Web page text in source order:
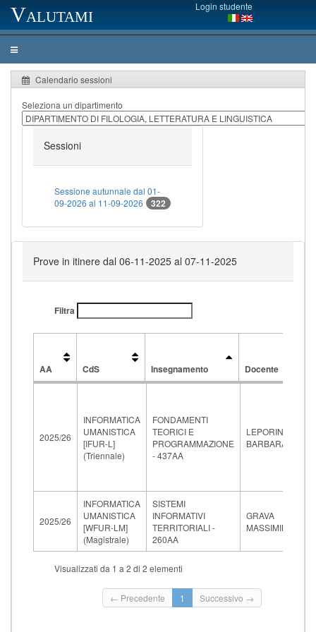
Valutami Login studente
Calendario sessioni
Seleziona un dipartimento
Sessioni
Sessione autunnale dal 01-
09-2026 al 11-09-2026
322
Prove in itinere dal 06-11-2025 al 07-11-2025
Filtra
AA CdS Insegnamento
Docente
2025/26
INFORMATICA
UMANISTICA
[IFUR-L]
(Triennale)
FONDAMENTI
TEORICI E
PROGRAMMAZIONE
- 437AA
LEPORINI
BARBARA
2025/26
INFORMATICA
UMANISTICA
[WFUR-LM]
(Magistrale)
SISTEMI
INFORMATIVI
TERRITORIALI -
260AA
GRAVA
MASSIMILIANO
Visualizzati da 1 a 2 di 2 elementi
← Precedente 1 Successivo →